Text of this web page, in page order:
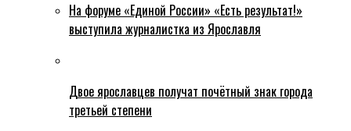
На форуме «Единой России» «Есть результат!»
выступила журналистка из Ярославля
Двое ярославцев получат почётный знак города
третьей степени